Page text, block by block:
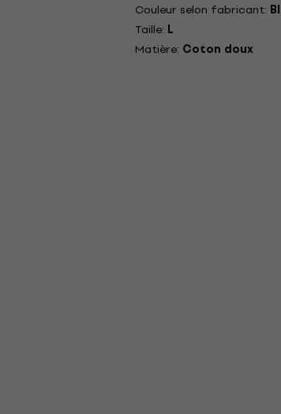
Couleur selon fabricant:
Taille: L
Matière: Coton doux